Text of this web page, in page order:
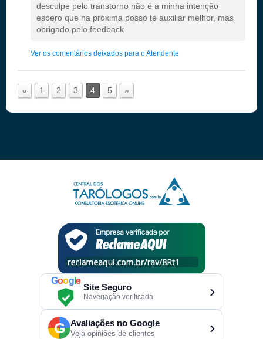
desculpe pelo transtorno não é a minha intenção
espero que na próxima posso te auxiliar melhor, mas
obrigado pelo feedback
Ver os comentários deixados para o Atendente
« 1 2 3 4 5 »
Google
Site Seguro
Navegação verificada ›
G Avaliações no Google
Veja opiniões de clientes ›